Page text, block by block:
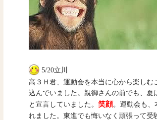
5/20立川
高３Ｈ君、運動会を本当に心から楽し
込んでいました。親御さんの前でも、
と宣言していました。笑顔。運動会も、
れました。東進でも悔いなく頑張って受